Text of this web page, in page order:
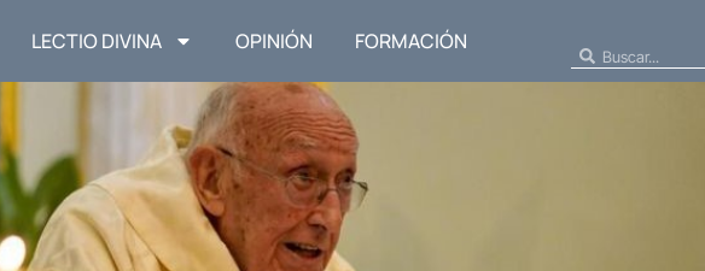
LECTIO DIVINA OPINIÓN FORMACIÓN